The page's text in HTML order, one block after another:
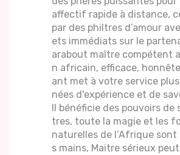
affectif rapide à distance,
par des philtres d’amour
ets immédiats sur le
arabout maître compétent
n africain, efficace,
ant met à votre service
nées d'expérience et de
Il bénéficie des pouvoirs de
tres, toute la magie et les
naturelles de l’Afrique sont
s mains, Maitre sérieux